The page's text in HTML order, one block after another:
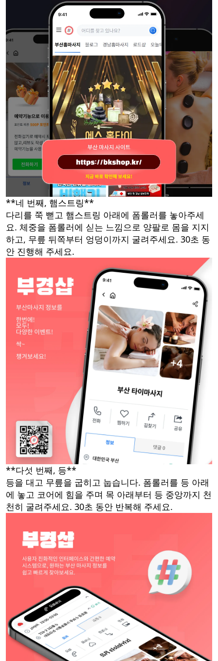
**네 번째, 햄스트링**
다리를 쭉 뻗고 햄스트링 아래에 폼롤러를 놓아주세
요. 체중을 폼롤러에 싣는 느낌으로 양팔로 몸을 지지
하고, 무릎 뒤쪽부터 엉덩이까지 굴려주세요. 30초 동
안 진행해 주세요.
**다섯 번째, 등**
등을 대고 무릎을 굽히고 눕습니다. 폼롤러를 등 아래
에 놓고 코어에 힘을 주며 목 아래부터 등 중앙까지 천
천히 굴려주세요. 30초 동안 반복해 주세요.